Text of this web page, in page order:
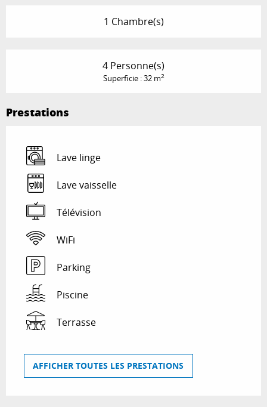
1 Chambre(s)
4 Personne(s)
Superficie : 32 m2
Prestations
Lave linge
Lave vaisselle
Télévision
WiFi
Parking
Piscine
Terrasse
AFFICHER TOUTES LES PRESTATIONS